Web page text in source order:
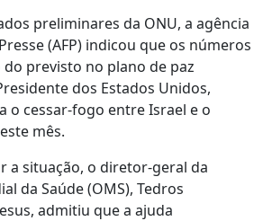
preliminares da ONU, a agência
(AFP) indicou que os números
previsto no plano de paz
dos Estados Unidos,
o cessar-fogo entre Israel e o
mês.
a situação, o diretor-geral da
da Saúde (OMS), Tedros
admitiu que a ajuda